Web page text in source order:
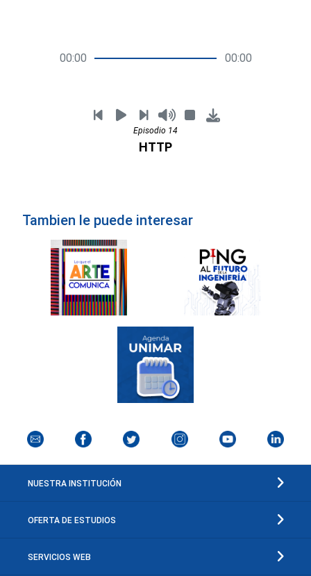
00:00 00:00
Episodio 14
HTTP
Tambien le puede interesar
NUESTRA INSTITUCIÓN
OFERTA DE ESTUDIOS
SERVICIOS WEB